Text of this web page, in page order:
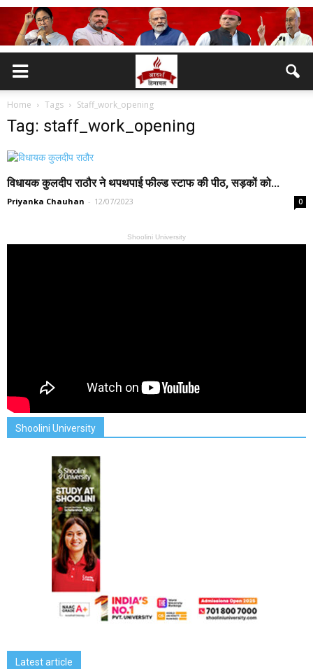
Home Tags Staff_work_opening
Tag: staff_work_opening
विधायक कुलदीप राठौर ने थपथपाई फील्ड स्टाफ की पीठ, सड़कों को...
Priyanka Chauhan - 12/07/2023 0
Shoolini University
Shoolini University
Latest article